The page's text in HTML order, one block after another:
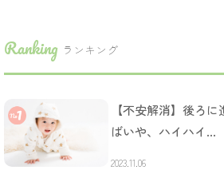
Ranking ランキング
【不安解消】後ろに
ばいや、ハイハイ…
2023.11.06